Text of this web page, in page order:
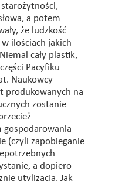
a potem
że ludzkość
w ilościach jakich
cały plastik,
Pacyfiku
Naukowcy
produkowanych na
zostanie
gospodarowania
(czyli zapobieganie
a dopiero
utylizacja. Jak